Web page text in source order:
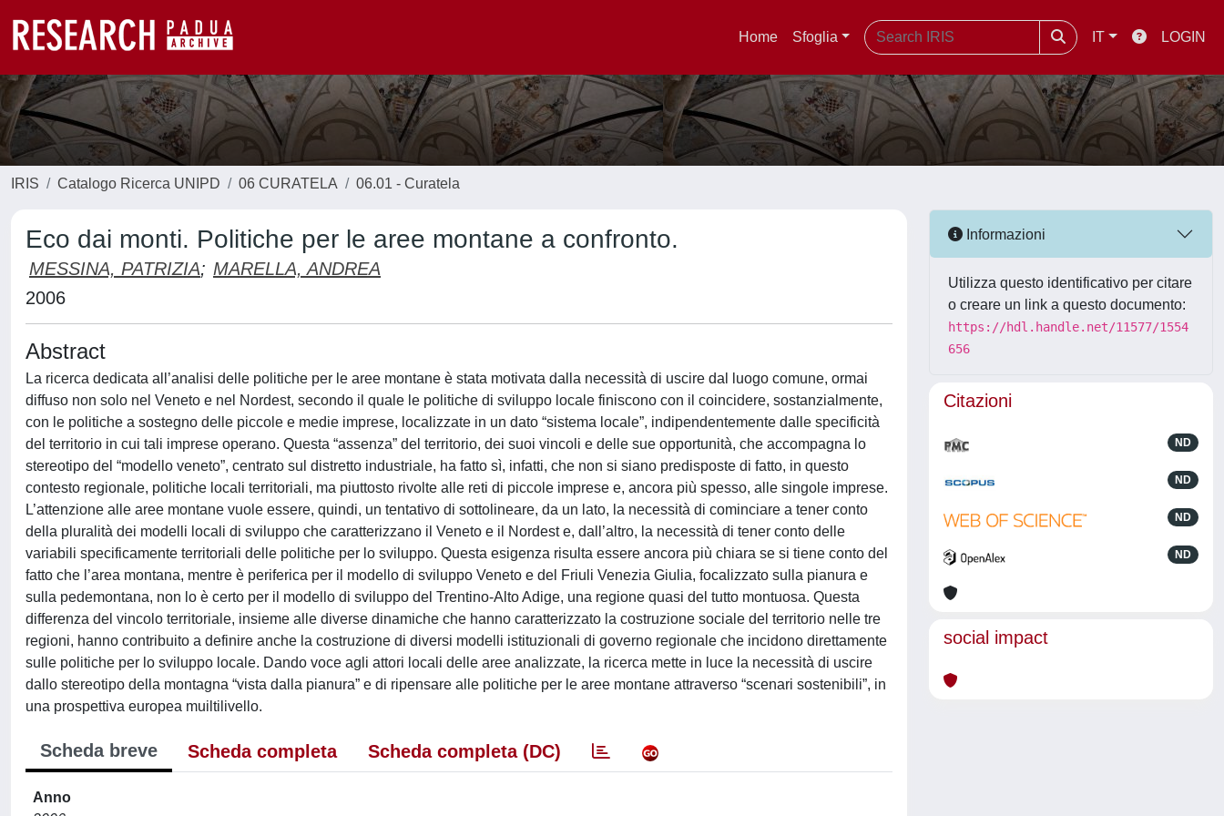
Home Sfoglia IT LOGIN
IRIS Catalogo Ricerca UNIPD 06 CURATELA 06.01 - Curatela
Eco dai monti. Politiche per le aree montane a confronto.
MESSINA, PATRIZIA; MARELLA, ANDREA
2006
Abstract
La ricerca dedicata all’analisi delle politiche per le aree montane è stata motivata dalla necessità di uscire dal luogo comune, ormai
diffuso non solo nel Veneto e nel Nordest, secondo il quale le politiche di sviluppo locale finiscono con il coincidere, sostanzialmente,
con le politiche a sostegno delle piccole e medie imprese, localizzate in un dato “sistema locale”, indipendentemente dalle specificità
del territorio in cui tali imprese operano. Questa “assenza” del territorio, dei suoi vincoli e delle sue opportunità, che accompagna lo
stereotipo del “modello veneto”, centrato sul distretto industriale, ha fatto sì, infatti, che non si siano predisposte di fatto, in questo
contesto regionale, politiche locali territoriali, ma piuttosto rivolte alle reti di piccole imprese e, ancora più spesso, alle singole imprese.
L’attenzione alle aree montane vuole essere, quindi, un tentativo di sottolineare, da un lato, la necessità di cominciare a tener conto
della pluralità dei modelli locali di sviluppo che caratterizzano il Veneto e il Nordest e, dall’altro, la necessità di tener conto delle
variabili specificamente territoriali delle politiche per lo sviluppo. Questa esigenza risulta essere ancora più chiara se si tiene conto del
fatto che l’area montana, mentre è periferica per il modello di sviluppo Veneto e del Friuli Venezia Giulia, focalizzato sulla pianura e
sulla pedemontana, non lo è certo per il modello di sviluppo del Trentino-Alto Adige, una regione quasi del tutto montuosa. Questa
differenza del vincolo territoriale, insieme alle diverse dinamiche che hanno caratterizzato la costruzione sociale del territorio nelle tre
regioni, hanno contribuito a definire anche la costruzione di diversi modelli istituzionali di governo regionale che incidono direttamente
sulle politiche per lo sviluppo locale. Dando voce agli attori locali delle aree analizzate, la ricerca mette in luce la necessità di uscire
dallo stereotipo della montagna “vista dalla pianura” e di ripensare alle politiche per le aree montane attraverso “scenari sostenibili”, in
una prospettiva europea muiltilivello.
Scheda breve Scheda completa Scheda completa (DC)
Anno
Informazioni
Utilizza questo identificativo per citare
o creare un link a questo documento:
https://hdl.handle.net/11577/1554
656
Citazioni
ND
ND
ND
ND
social impact